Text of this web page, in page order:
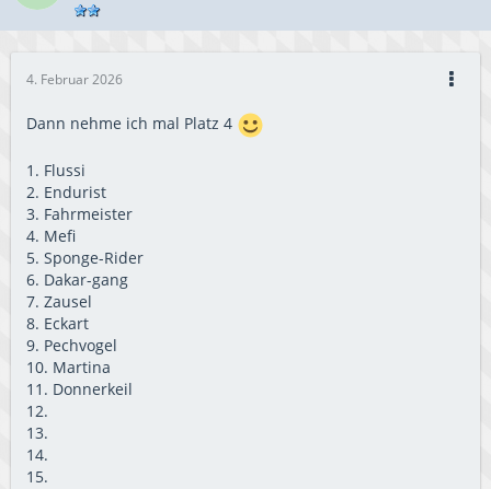
4. Februar 2026
Dann nehme ich mal Platz 4
1. Flussi
2. Endurist
3. Fahrmeister
4. Mefi
5. Sponge-Rider
6. Dakar-gang
7. Zausel
8. Eckart
9. Pechvogel
10. Martina
11. Donnerkeil
12.
13.
14.
15.